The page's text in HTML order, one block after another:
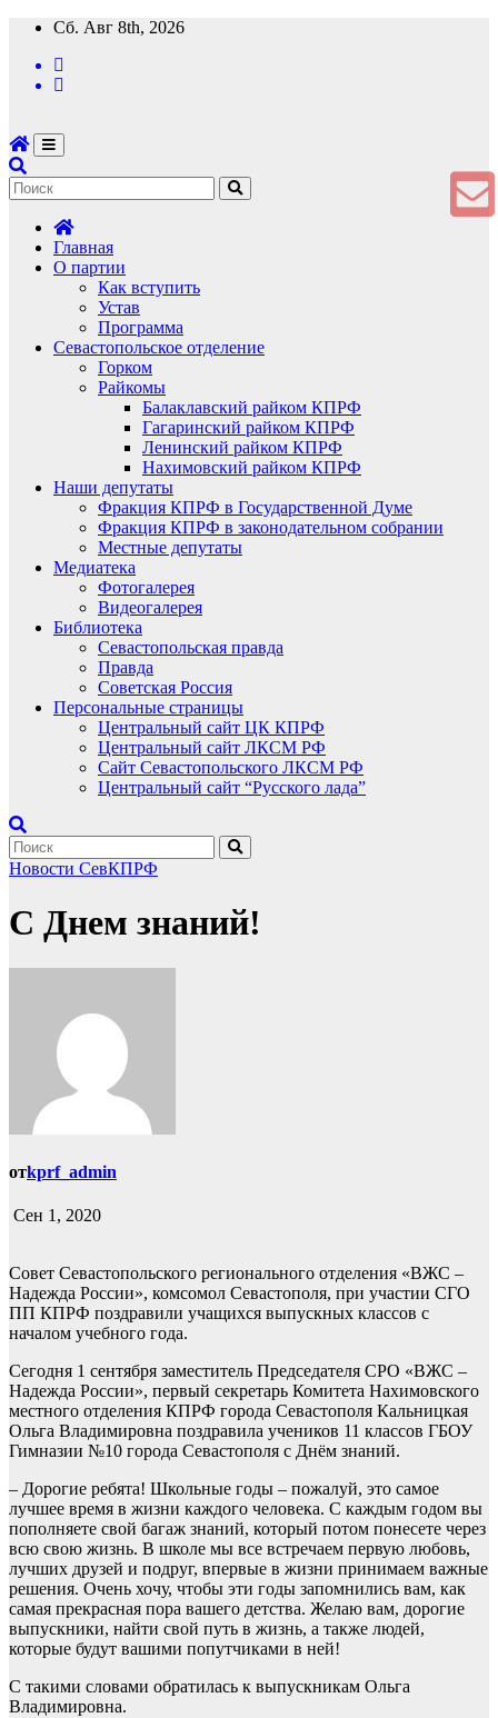
Перейти
содержимому
Сб. Авг 8th, 2026
Главная
О партии
Как вступить
Устав
Программа
Севастопольское отделение
Горком
Райкомы
Балаклавский райком КПРФ
Гагаринский райком КПРФ
Ленинский райком КПРФ
Нахимовский райком КПРФ
Наши депутаты
Фракция КПРФ в Государственной Думе
Фракция КПРФ в законодательном собрании
Местные депутаты
Медиатека
Фотогалерея
Видеогалерея
Библиотека
Севастопольская правда
Правда
Советская Россия
Персональные страницы
Центральный сайт ЦК КПРФ
Центральный сайт ЛКСМ РФ
Сайт Севастопольского ЛКСМ РФ
Центральный сайт “Русского лада”
Новости СевКПРФ
С Днем знаний!
отkprf_admin
Сен 1, 2020
Совет Севастопольского регионального отделения «ВЖС –
Надежда России», комсомол Севастополя, при участии СГО
ПП КПРФ поздравили учащихся выпускных классов с
началом учебного года.
Сегодня 1 сентября заместитель Председателя СРО «ВЖС –
Надежда России», первый секретарь Комитета Нахимовского
местного отделения КПРФ города Севастополя Кальницкая
Ольга Владимировна поздравила учеников 11 классов ГБОУ
Гимназии №10 города Севастополя с Днём знаний.
– Дорогие ребята! Школьные годы – пожалуй, это самое
лучшее время в жизни каждого человека. С каждым годом вы
пополняете свой багаж знаний, который потом понесете через
всю свою жизнь. В школе мы все встречаем первую любовь,
лучших друзей и подруг, впервые в жизни принимаем важные
решения. Очень хочу, чтобы эти годы запомнились вам, как
самая прекрасная пора вашего детства. Желаю вам, дорогие
выпускники, найти свой путь в жизнь, а также людей,
которые будут вашими попутчиками в ней!
С такими словами обратилась к выпускникам Ольга
Владимировна.